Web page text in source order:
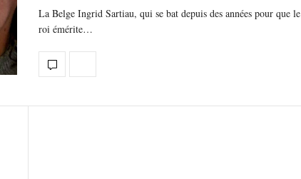
La Belge Ingrid Sartiau, qui se bat depuis des années pour que le
roi émérite…